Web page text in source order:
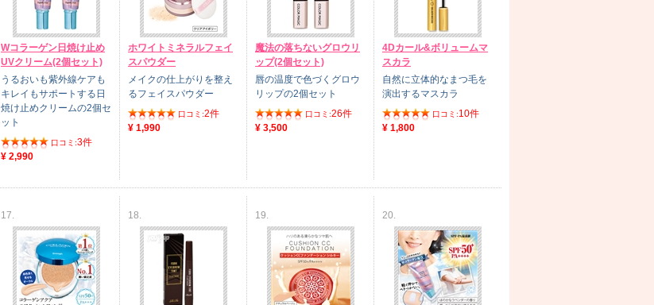
Wコラーゲン日焼け止め
UVクリーム(2個セット)
うるおいも紫外線ケアも
キレイもサポートする日
焼け止めクリームの2個セ
ット
口コミ:3件
¥ 2,990
ホワイトミネラルフェイ
スパウダー
メイクの仕上がりを整え
るフェイスパウダー
口コミ:2件
¥ 1,990
魔法の落ちないグロウリ
ップ(2個セット)
唇の温度で色づくグロウ
リップの2個セット
口コミ:26件
¥ 3,500
4Dカール&ボリュームマ
スカラ
自然に立体的なまつ毛を
演出するマスカラ
口コミ:10件
¥ 1,800
17. 18. 19. 20.